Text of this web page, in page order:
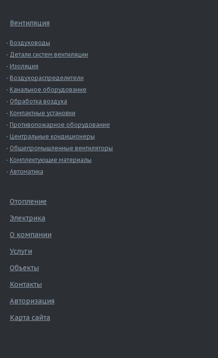
Вентиляция
Воздуховоды
Детали систем вентиляции
Изоляция
Воздухораспределители
Канальное оборудование
Обработка воздуха
Компактные установки
Противопожарное оборудование
Центральные кондиционеры
Общепромышленные вентиляторы
Комплектующие материалы
Автоматика
Отопление
Электрика
О компании
Услуги
Объекты
Контакты
Авторизация
Карта сайта